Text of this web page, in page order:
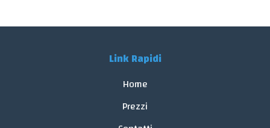
Link Rapidi
Home
Prezzi